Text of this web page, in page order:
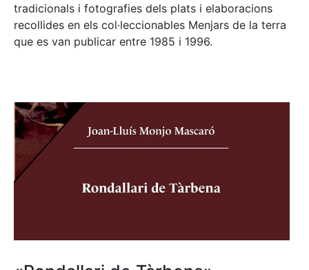
tradicionals i fotografies dels plats i elaboracions
recollides en els col·leccionables Menjars de la terra
que es van publicar entre 1985 i 1996.